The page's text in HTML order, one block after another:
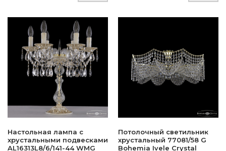
Настольная лампа с
хрустальными подвесками
AL16313L8/6/141-44 WMG
Потолочный светильник
хрустальный 77081/58 G
Bohemia Ivele Crystal